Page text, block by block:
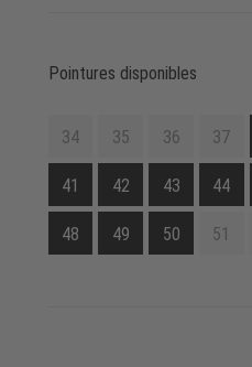
Pointures disponibles
34 35 36 37
41 42 43 44
48 49 50 51